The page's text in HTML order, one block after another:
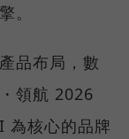
。
品布局，數
領航 2026
為核心的品牌